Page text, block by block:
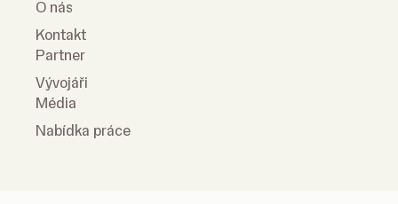
O nás
Kontakt
Partner
Vývojáři
Média
Nabídka práce